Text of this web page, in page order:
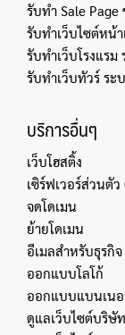
รับทำ Sale
รับทำเว็บไซต์หน้า
รับทำเว็บโรงแร
รับทำเว็บทัวร์ ร
บริการอื่นๆ
เว็บโฮสติ้ง
เซิร์ฟเวอร์ส่วนตัว
จดโดเมน
ย้ายโดเมน
อีเมลสำหรับธุรกิจ
ออกแบบโลโก้
ออกแบบแบนเน
ดูแลเว็บไซต์บริษัท